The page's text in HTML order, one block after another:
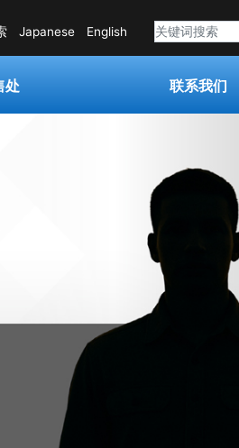
Japanese English
处 联系我们